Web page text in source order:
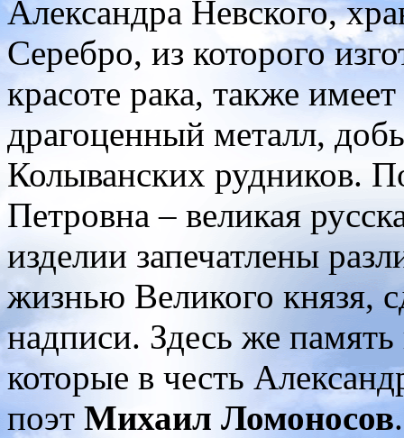
Александра Невского,
Серебро, из которого
красоте рака, также
драгоценный металл,
Колыванских рудников.
Петровна – великая
изделии запечатлены
жизнью Великого князя,
надписи. Здесь же
которые в честь
поэт Михаил Ломоносов.